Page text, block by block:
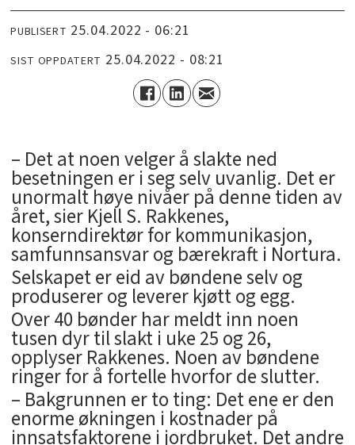
PUBLISERT 25.04.2022 - 06:21
SIST OPPDATERT 25.04.2022 - 08:21
– Det at noen velger å slakte ned
besetningen er i seg selv uvanlig. Det er
unormalt høye nivåer på denne tiden av
året, sier Kjell S. Rakkenes,
konserndirektør for kommunikasjon,
samfunnsansvar og bærekraft i Nortura.
Selskapet er eid av bøndene selv og
produserer og leverer kjøtt og egg.
Over 40 bønder har meldt inn noen
tusen dyr til slakt i uke 25 og 26,
opplyser Rakkenes. Noen av bøndene
ringer for å fortelle hvorfor de slutter.
– Bakgrunnen er to ting: Det ene er den
enorme økningen i kostnader på
innsatsfaktorene i jordbruket. Det andre